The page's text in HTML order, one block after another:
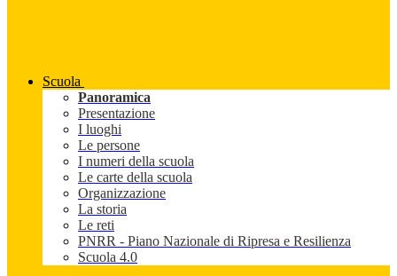
Scuola
Panoramica
Presentazione
I luoghi
Le persone
I numeri della scuola
Le carte della scuola
Organizzazione
La storia
Le reti
PNRR - Piano Nazionale di Ripresa e Resilienza
Scuola 4.0